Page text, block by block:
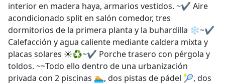
interior en madera haya, armarios vestidos. ~✔️ Aire
acondicionado split en salón comedor, tres
dormitorios de la primera planta y la buhardilla ❄️~✔️
Calefacción y agua caliente mediante caldera mixta y
placas solares ☀️♻️~✔️ Porche trasero con pérgola y
toldos. ~~Todo ello dentro de una urbanización
privada con 2 piscinas 🏊, dos pistas de pádel 🎾, dos